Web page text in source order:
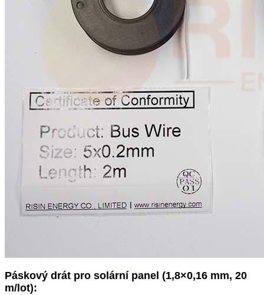
Páskový drát pro solární panel (1,8×0,16 mm, 20
m/lot):